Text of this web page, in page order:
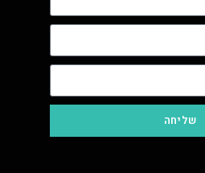
שליחה